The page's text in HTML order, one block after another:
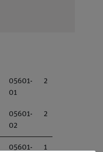
05601-
01
2
05601-
02
2
05601-
1